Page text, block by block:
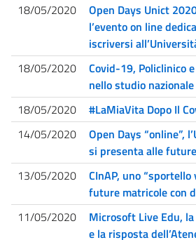
18/05/2020
Open Days Unict
l’evento on line
iscriversi
18/05/2020
Covid-19, Policlinico
nello studio
18/05/2020
#LaMiaVita Dopo Il
14/05/2020
Open Days “online”,
si presenta alle
13/05/2020
CInAP, uno
future matricole con
11/05/2020
Microsoft Live Edu,
e la risposta